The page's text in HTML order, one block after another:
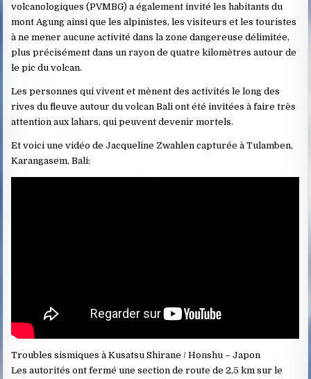
volcanologiques (PVMBG) a également invité les habitants du
mont Agung ainsi que les alpinistes, les visiteurs et les touristes
à ne mener aucune activité dans la zone dangereuse délimitée,
plus précisément dans un rayon de quatre kilomètres autour de
le pic du volcan.
Les personnes qui vivent et mènent des activités le long des
rives du fleuve autour du volcan Bali ont été invitées à faire très
attention aux lahars, qui peuvent devenir mortels.
Et voici une vidéo de Jacqueline Zwahlen capturée à Tulamben,
Karangasem, Bali:
Troubles sismiques à Kusatsu Shirane / Honshu – Japon
Les autorités ont fermé une section de route de 2,5 km sur le